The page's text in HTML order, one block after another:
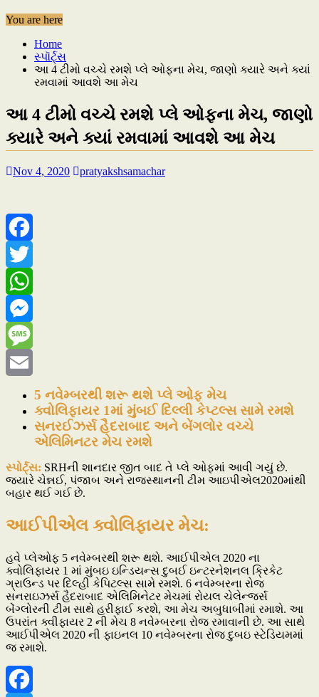
You are here
Home
સ્પૉર્ટ્સ
આ 4 ટીમો વચ્ચે રમશે પ્લે ઓફના મેચ, જાણો ક્યારે અને ક્યાં
રમવામાં આવશે આ મેચ
આ 4 ટીમો વચ્ચે રમશે પ્લે ઓફના મેચ, જાણો
ક્યારે અને ક્યાં રમવામાં આવશે આ મેચ
Nov 4, 2020 pratyakshsamachar
Facebook
Twitter
WhatsApp
Messenger
Message
5 નવેમ્બરથી શરૂ થશે પ્લે ઓફ મેચ
ક્વોલિફાયર 1માં મુંબઈ દિલ્લી કેપ્ટલ્સ સામે રમશે
સનરઈઝર્સ હૈદરાબાદ અને બેંગલોર વચ્ચે
એલિમિનટર મેચ રમશે
સ્પોર્ટ્સ: SRHની શાનદાર જીત બાદ તે પ્લે ઓફમાં આવી ગયું છે.
જ્યારે ચેન્નઈ, પંજાબ અને રાજસ્થાનની ટીમ આઇપીએલ2020માંથી
બહાર થઈ ગઈ છે.
આઈપીએલ ક્વોલિફાયર મેચ:
હવે પ્લેઓફ 5 નવેમ્બરથી શરૂ થશે. આઈપીએલ 2020 ના
ક્વોલિફાયર 1 માં મુંબઇ ઇન્ડિયન્સ દુબઈ ઇન્ટરનેશનલ ક્રિકેટ
ગ્રાઉન્ડ પર દિલ્હી કેપિટલ્સ સામે રમશે. 6 નવેમ્બરના રોજ
સનરાઇઝર્સ હૈદરાબાદ એલિમિનેટર મેચમાં રોયલ ચેલેન્જર્સ
બેંગ્લોરની ટીમ સાથે હરીફાઈ કરશે, આ મેચ અબુધાબીમાં રમાશે. આ
ઉપરાંત ક્વીફાયર 2 ની મેચ 8 નવેમ્બરના રોજ રમાવાની છે. આ સાથે
આઈપીએલ 2020 ની ફાઇનલ 10 નવેમ્બરના રોજ દુબઇ સ્ટેડિયમમાં
જ રમાશે.